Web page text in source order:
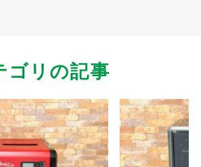
ゴリの記事